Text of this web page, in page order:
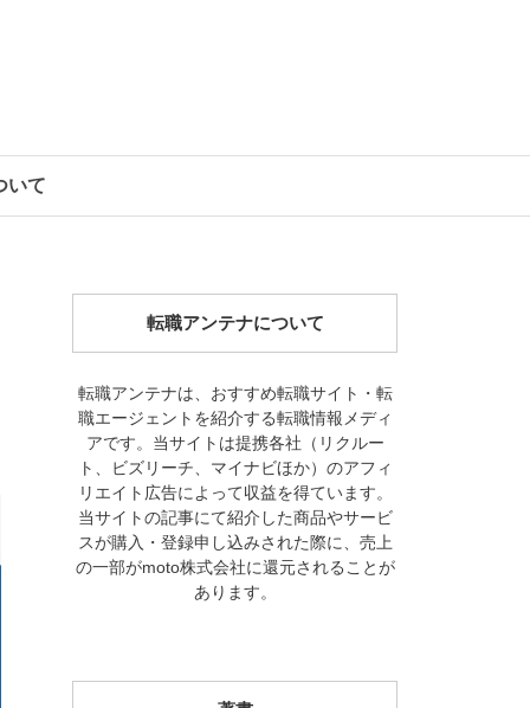
いて
転職アンテナについて
転職アンテナは、おすすめ転職サイト・転
職エージェントを紹介する転職情報メディ
アです。当サイトは提携各社（リクルー
ト、ビズリーチ、マイナビほか）のアフィ
リエイト広告によって収益を得ています。
当サイトの記事にて紹介した商品やサービ
スが購入・登録申し込みされた際に、売上
の一部がmoto株式会社に還元されることが
あります。